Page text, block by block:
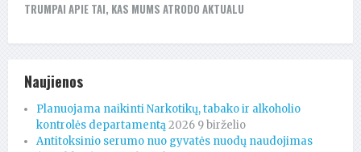
TRUMPAI APIE TAI, KAS MUMS ATRODO AKTUALU
Naujienos
Planuojama naikinti Narkotikų, tabako ir alkoholio
kontrolės departamentą2026 9 birželio
Antitoksinio serumo nuo gyvatės nuodų naudojimas